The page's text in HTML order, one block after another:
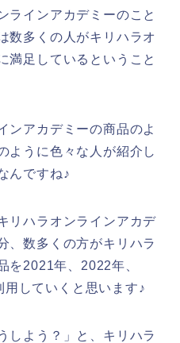
ラインアカデミーのこと
数多くの人がキリハラオ
満足しているということ
ンアカデミーの商品のよ
ように色々な人が紹介し
んですね♪
リハラオンラインアカデ
、数多くの方がキリハラ
を2021年、2022年、
していくと思います♪
しよう？」と、キリハラ